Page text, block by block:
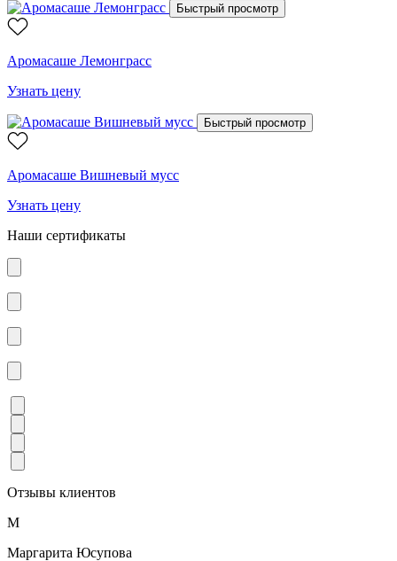
Быстрый просмотр
Аромасаше Лемонграсс
Узнать цену
Быстрый просмотр
Аромасаше Вишневый мусс
Узнать цену
Наши сертификаты
Отзывы клиентов
М
Маргарита Юсупова